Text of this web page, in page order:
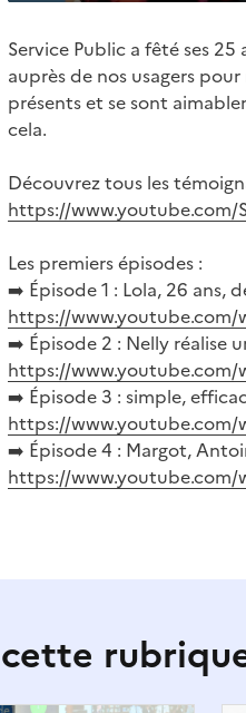
Service Public a fêté ses
auprès de nos usagers
présents et se sont
cela.
Découvrez tous les
https://www.youtube.com/
Les premiers épisodes :
➡️ Épisode 1 : Lola, 26 ans,
https://www.youtube.com/
➡️ Épisode 2 : Nelly réalise
https://www.youtube.com/
➡️ Épisode 3 : simple,
https://www.youtube.com/
➡️ Épisode 4 : Margot,
https://www.youtube.com/